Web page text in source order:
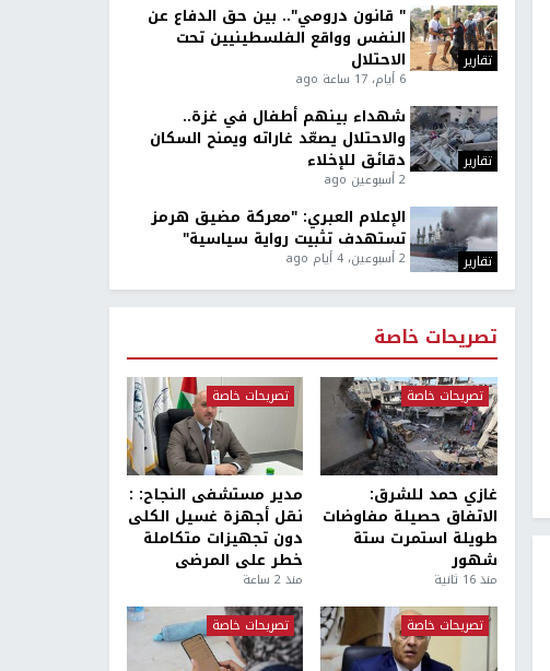
تقارير
" قانون درومي".. بين حق الدفاع عن
النفس وواقع الفلسطينيين تحت
الاحتلال
6 أيام، 17 ساعة ago
تقارير
شهداء بينهم أطفال في غزة..
والاحتلال يصعّد غاراته ويمنح السكان
دقائق للإخلاء
2 أسبوعين ago
تقارير
الإعلام العبري: "معركة مضيق هرمز
تستهدف تثبيت رواية سياسية"
2 أسبوعين، 4 أيام ago
تصريحات خاصة
تصريحات خاصة
غازي حمد للشرق:
الاتفاق حصيلة مفاوضات
طويلة استمرت ستة
شهور
منذ 16 ثانية
تصريحات خاصة
مدير مستشفى النجاح: :
نقل أجهزة غسيل الكلى
دون تجهيزات متكاملة
خطر على المرضى
منذ 2 ساعة
تصريحات خاصة تصريحات خاصة